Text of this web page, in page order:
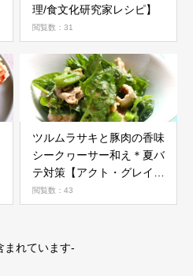
理/食文化研究家レシピ】
閲覧数：31
ツルムラサキと豚肉の香味
シークヮーサー和え＊夏バ
テ対策【アクト・グレイス
ファーム清麗オーガニック
野菜活用レシピ】
閲覧数：43
まれています-